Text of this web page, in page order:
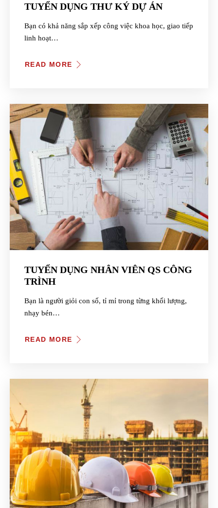
TUYỂN DỤNG THƯ KÝ DỰ ÁN
Bạn có khả năng sắp xếp công việc khoa học, giao tiếp
linh hoạt…
READ MORE
TUYỂN DỤNG NHÂN VIÊN QS CÔNG
TRÌNH
Bạn là người giỏi con số, tỉ mỉ trong từng khối lượng,
nhạy bén…
READ MORE